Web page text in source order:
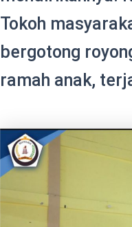
Tokoh
bergotong
ramah anak,